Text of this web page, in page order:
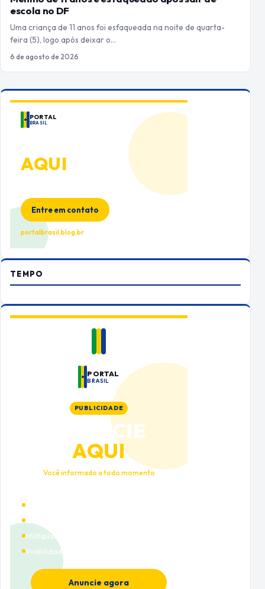
escola no DF
Uma criança de 11 anos foi esfaqueada na noite de quarta-
feira (5), logo após deixar o…
6 de agosto de 2026
PORTAL
BRASIL
AQUI
Entre em contato
portalbrasil.blog.br
TEMPO
PORTAL
BRASIL
PUBLICIDADE
ANUNCIE
AQUI
Você informado a todo momento
Múltiplas categorias
Visibilidade premium
Anuncie agora